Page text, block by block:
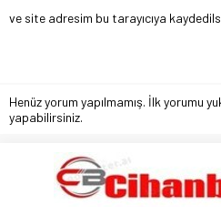
ve site adresim bu tarayıcıya
Henüz yorum yapılmamış. İlk yorumu
yapabilirsiniz.